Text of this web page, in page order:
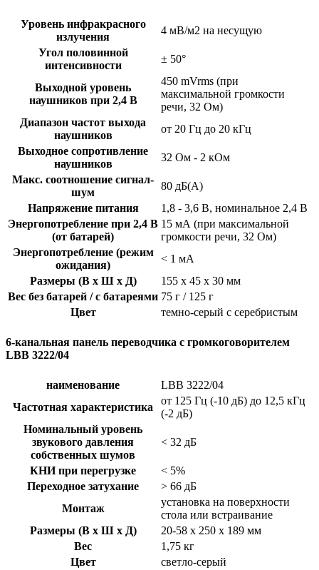
Уровень инфракрасного
излучения
4 мВ/м2 на несущую
Угол половинной
интенсивности
± 50°
Выходной уровень
наушников при 2,4 В
450 mVrms (при
максимальной громкости
речи, 32 Ом)
Диапазон частот выхода
наушников
от 20 Гц до 20 кГц
Выходное сопротивление
наушников
32 Ом - 2 кОм
Макс. соотношение сигнал-
шум
80 дБ(А)
Напряжение питания
1,8 - 3,6 В, номинальное 2,4 В
Энергопотребление при 2,4 В
(от батарей)
15 мА (при максимальной
громкости речи, 32 Ом)
Энергопотребление (режим
ожидания)
< 1 мА
Размеры (В x Ш x Д)
155 x 45 x 30 мм
Вес без батарей / с батареями 75 г / 125 г
Цвет
темно-серый с серебристым
6-канальная панель переводчика с громкоговорителем
LBB 3222/04
наименование
LBB 3222/04
Частотная характеристика
от 125 Гц (-10 дБ) до 12,5 кГц
(-2 дБ)
Номинальный уровень
звукового давления
собственных шумов
< 32 дБ
КНИ при перегрузке
< 5%
Переходное затухание
> 66 дБ
Монтаж
установка на поверхности
стола или встраивание
Размеры (В x Ш x Д)
20-58 x 250 x 189 мм
Вес
1,75 кг
Цвет
светло-серый